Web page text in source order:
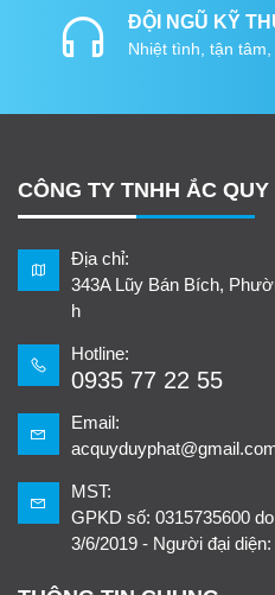
ĐỘI NGŨ KỸ
Nhiệt tình, tận
CÔNG TY TNHH ẮC
Địa chỉ:
343A Lũy Bán Bích,
h
Hotline:
0935 77 22 55
Email:
MST:
GPKD số: 0315735600
3/6/2019 - Người đại